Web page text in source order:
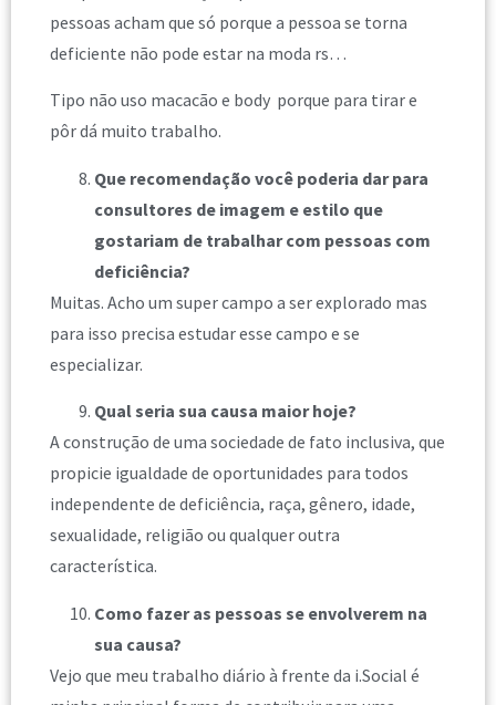
pessoas acham que só porque a pessoa se torna
deficiente não pode estar na moda rs…
Tipo não uso macacão e body porque para tirar e
pôr dá muito trabalho.
Que recomendação você poderia dar para
consultores de imagem e estilo que
gostariam de trabalhar com pessoas com
deficiência?
Muitas. Acho um super campo a ser explorado mas
para isso precisa estudar esse campo e se
especializar.
Qual seria sua causa maior hoje?
A construção de uma sociedade de fato inclusiva, que
propicie igualdade de oportunidades para todos
independente de deficiência, raça, gênero, idade,
sexualidade, religião ou qualquer outra
característica.
Como fazer as pessoas se envolverem na
sua causa?
Vejo que meu trabalho diário à frente da i.Social é